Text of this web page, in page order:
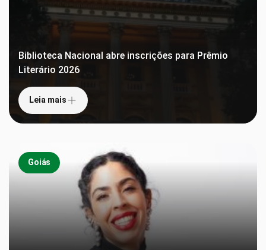
Biblioteca Nacional abre inscrições para Prêmio
Literário 2026
Leia mais
Goiás